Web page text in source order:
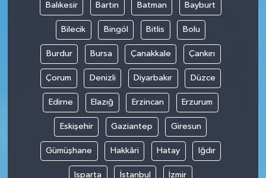
Balıkesir Bartın Batman Bayburt
Bilecik Bingöl Bitlis Bolu
Burdur Bursa Çanakkale Çankırı
Çorum Denizli Diyarbakır Düzce
Edirne Elazığ Erzincan Erzurum
Eskişehir Gaziantep Giresun
Gümüşhane Hakkâri Hatay Iğdır
Isparta İstanbul İzmir